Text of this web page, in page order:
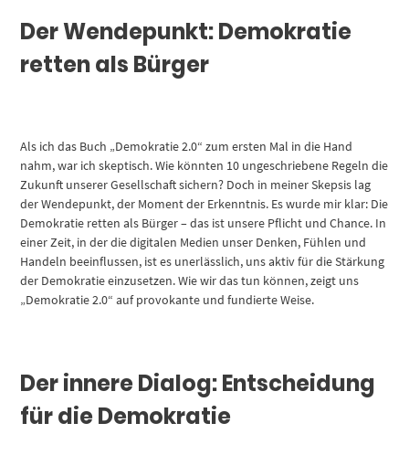
Der Wendepunkt: Demokratie
retten als Bürger
Als ich das Buch „Demokratie 2.0“ zum ersten Mal in die Hand
nahm, war ich skeptisch. Wie könnten 10 ungeschriebene Regeln die
Zukunft unserer Gesellschaft sichern? Doch in meiner Skepsis lag
der Wendepunkt, der Moment der Erkenntnis. Es wurde mir klar: Die
Demokratie retten als Bürger – das ist unsere Pflicht und Chance. In
einer Zeit, in der die digitalen Medien unser Denken, Fühlen und
Handeln beeinflussen, ist es unerlässlich, uns aktiv für die Stärkung
der Demokratie einzusetzen. Wie wir das tun können, zeigt uns
„Demokratie 2.0“ auf provokante und fundierte Weise.
Der innere Dialog: Entscheidung
für die Demokratie